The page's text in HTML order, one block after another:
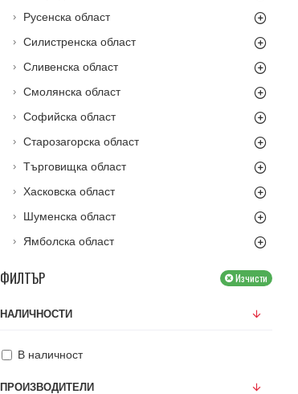
Русенска област
Силистренска област
Сливенска област
Смолянска област
Софийска област
Старозагорска област
Търговищка област
Хасковска област
Шуменска област
Ямболска област
ФИЛТЪР Изчисти
ПРОИЗВОДИТЕЛИ
НАЛИЧНОСТИ
В наличност